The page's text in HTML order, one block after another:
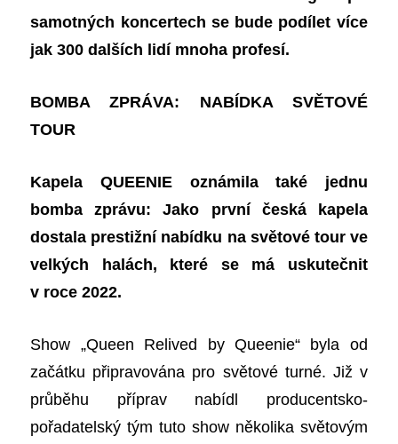
samotných koncertech se bude podílet více
jak 300 dalších lidí mnoha profesí.
BOMBA ZPRÁVA: NABÍDKA SVĚTOVÉ
TOUR
Kapela QUEENIE oznámila také jednu
bomba zprávu: Jako první česká kapela
dostala prestižní nabídku na světové tour ve
velkých halách, které se má uskutečnit
v roce 2022.
Show „Queen Relived by Queenie“ byla od
začátku připravována pro světové turné. Již v
průběhu příprav nabídl producentsko-
pořadatelský tým tuto show několika světovým